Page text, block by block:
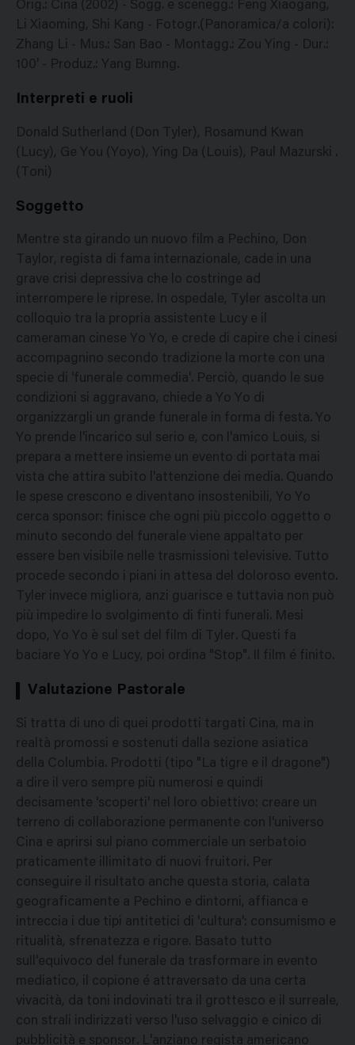
Orig.: Cina (2002) - Sogg. e scenegg.: Feng Xiaogang,
Li Xiaoming, Shi Kang - Fotogr.(Panoramica/a colori):
Zhang Li - Mus.: San Bao - Montagg.: Zou Ying - Dur.:
100' - Produz.: Yang Bumng.
Interpreti e ruoli
Donald Sutherland (Don Tyler), Rosamund Kwan
(Lucy), Ge You (Yoyo), Ying Da (Louis), Paul Mazurski .
(Toni)
Soggetto
Mentre sta girando un nuovo film a Pechino, Don
Taylor, regista di fama internazionale, cade in una
grave crisi depressiva che lo costringe ad
interrompere le riprese. In ospedale, Tyler ascolta un
colloquio tra la propria assistente Lucy e il
cameraman cinese Yo Yo, e crede di capire che i cinesi
accompagnino secondo tradizione la morte con una
specie di 'funerale commedia'. Perciò, quando le sue
condizioni si aggravano, chiede a Yo Yo di
organizzargli un grande funerale in forma di festa. Yo
Yo prende l'incarico sul serio e, con l'amico Louis, si
prepara a mettere insieme un evento di portata mai
vista che attira subito l'attenzione dei media. Quando
le spese crescono e diventano insostenibili, Yo Yo
cerca sponsor: finisce che ogni più piccolo oggetto o
minuto secondo del funerale viene appaltato per
essere ben visibile nelle trasmissioni televisive. Tutto
procede secondo i piani in attesa del doloroso evento.
Tyler invece migliora, anzi guarisce e tuttavia non può
più impedire lo svolgimento di finti funerali. Mesi
dopo, Yo Yo è sul set del film di Tyler. Questi fa
baciare Yo Yo e Lucy, poi ordina "Stop". Il film é finito.
Valutazione Pastorale
Si tratta di uno di quei prodotti targati Cina, ma in
realtà promossi e sostenuti dalla sezione asiatica
della Columbia. Prodotti (tipo "La tigre e il dragone")
a dire il vero sempre più numerosi e quindi
decisamente 'scoperti' nel loro obiettivo: creare un
terreno di collaborazione permanente con l'universo
Cina e aprirsi sul piano commerciale un serbatoio
praticamente illimitato di nuovi fruitori. Per
conseguire il risultato anche questa storia, calata
geograficamente a Pechino e dintorni, affianca e
intreccia i due tipi antitetici di 'cultura': consumismo e
ritualità, sfrenatezza e rigore. Basato tutto
sull'equivoco del funerale da trasformare in evento
mediatico, il copione é attraversato da una certa
vivacità, da toni indovinati tra il grottesco e il surreale,
con strali indirizzati verso l'uso selvaggio e cinico di
pubblicità e sponsor. L'anziano regista americano